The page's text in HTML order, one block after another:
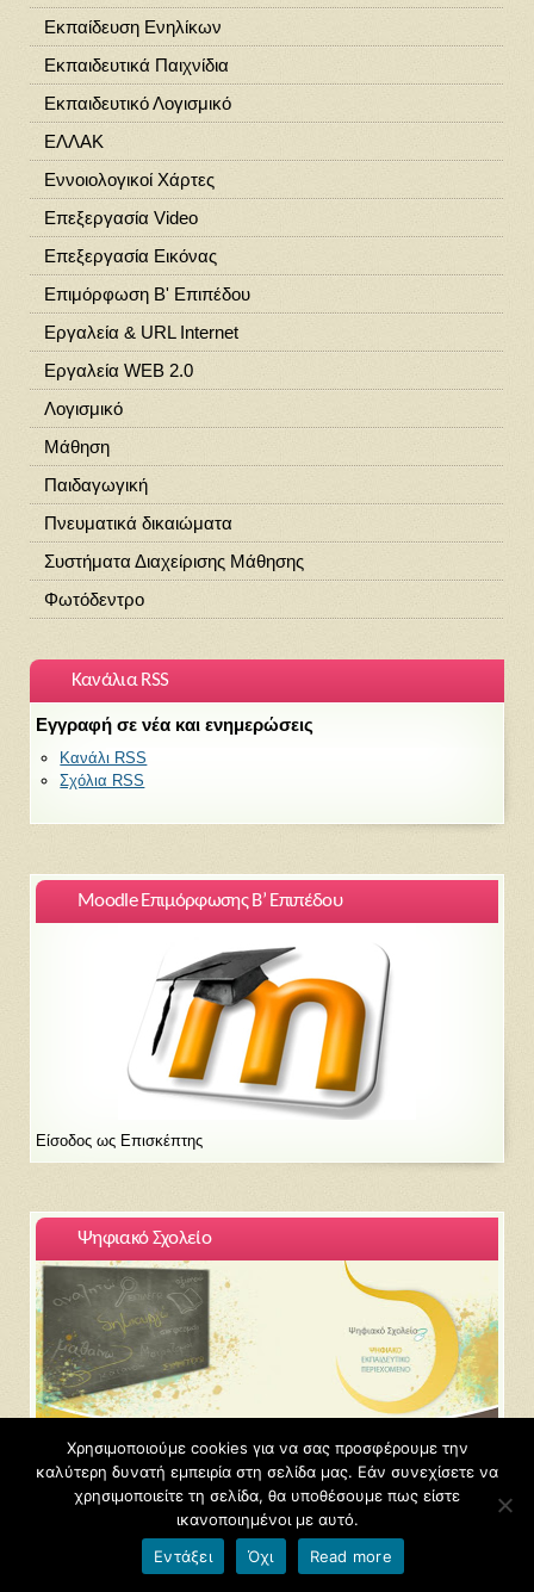
Εκπαίδευση Ενηλίκων
Εκπαιδευτικά Παιχνίδια
Εκπαιδευτικό Λογισμικό
ΕΛΛΑΚ
Εννοιολογικοί Χάρτες
Επεξεργασία Video
Επεξεργασία Εικόνας
Επιμόρφωση Β' Επιπέδου
Εργαλεία & URL Internet
Εργαλεία WEB 2.0
Λογισμικό
Μάθηση
Παιδαγωγική
Πνευματικά δικαιώματα
Συστήματα Διαχείρισης Μάθησης
Φωτόδεντρο
Κανάλια RSS
Εγγραφή σε νέα και ενημερώσεις
Κανάλι RSS
Σχόλια RSS
Moodle Επιμόρφωσης Β’ Επιπέδου
Είσοδος ως Επισκέπτης
Ψηφιακό Σχολείο
Χρησιμοποιούμε cookies για να σας προσφέρουμε την
καλύτερη δυνατή εμπειρία στη σελίδα μας. Εάν συνεχίσετε να
χρησιμοποιείτε τη σελίδα, θα υποθέσουμε πως είστε
ικανοποιημένοι με αυτό.
Εντάξει
Όχι Read more